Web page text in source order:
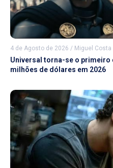
4 de Agosto de 2026 / Miguel Costa
Universal torna-se o primeiro
milhões de dólares em 2026